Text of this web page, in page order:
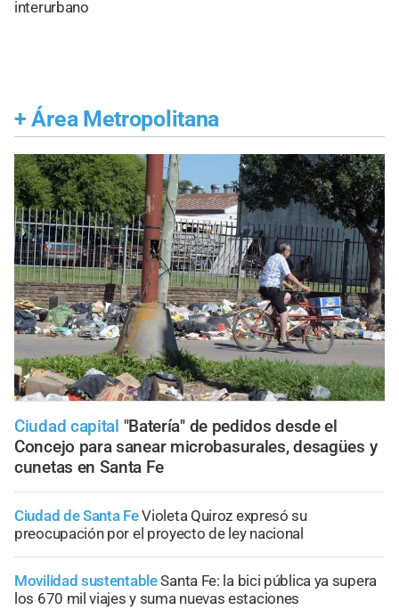
interurbano
+ Área Metropolitana
Ciudad capital "Batería" de pedidos desde el
Concejo para sanear microbasurales, desagües y
cunetas en Santa Fe
Ciudad de Santa FeVioleta Quiroz expresó su
preocupación por el proyecto de ley nacional
Movilidad sustentableSanta Fe: la bici pública ya supera
los 670 mil viajes y suma nuevas estaciones